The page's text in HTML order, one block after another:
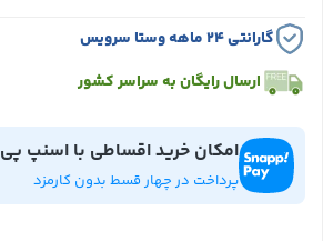
گارانتی ۲۴ ماهه وستا سرویس
ارسال رایگان به سراسر کشور
امکان خرید اقساطی با اسنپ پی
پرداخت در چهار قسط بدون کارمزد